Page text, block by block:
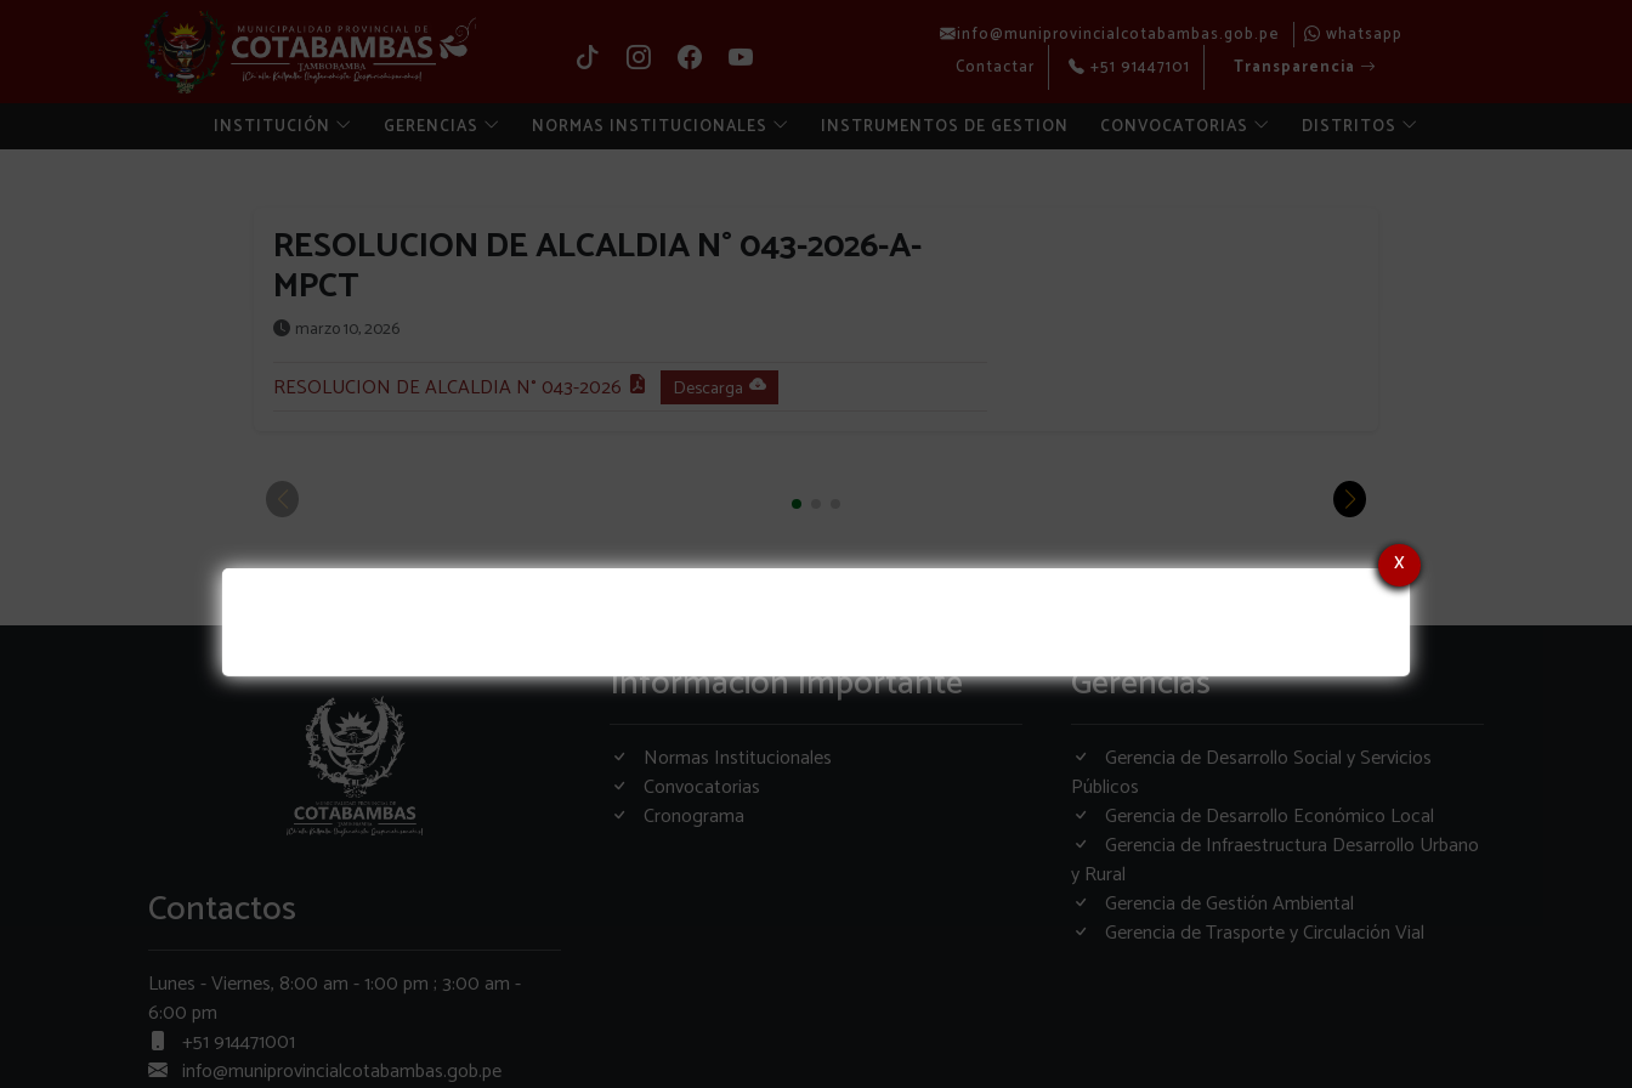
info@muniprovincialcotabambas.gob.pe
whatsapp
Contactar
+51 91447101 Transparencia
INSTITUCIÓN GERENCIAS NORMAS INSTITUCIONALES INSTRUMENTOS DE GESTION CONVOCATORIAS DISTRITOS
RESOLUCION DE ALCALDIA N° 043-2026-A-
MPCT
marzo 10, 2026
RESOLUCION DE ALCALDIA N° 043-2026 Descarga
x
Contactos
Lunes - Viernes, 8:00 am - 1:00 pm ; 3:00 am -
6:00 pm
+51 914471001
info@muniprovincialcotabambas.gob.pe
Informacion Importante
Normas Institucionales
Convocatorias
Cronograma
Gerencias
Gerencia de Desarrollo Social y Servicios
Públicos
Gerencia de Desarrollo Económico Local
Gerencia de Infraestructura Desarrollo Urbano
y Rural
Gerencia de Gestión Ambiental
Gerencia de Trasporte y Circulación Vial